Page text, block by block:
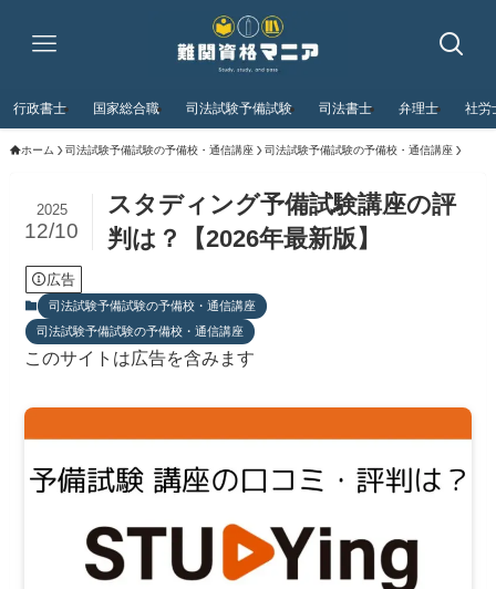
行政書士 国家総合職 司法試験予備試験 司法書士 弁理士 社労
ホーム 司法試験予備試験の予備校・通信講座 司法試験予備試験の予備校・通信講座
スタディング予備試験講座の評
判は？【2026年最新版】
2025
12/10
広告
司法試験予備試験の予備校・通信講座
司法試験予備試験の予備校・通信講座
このサイトは広告を含みます